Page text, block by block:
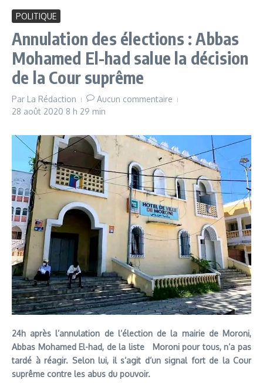
POLITIQUE
Annulation des élections : Abbas
Mohamed El-had salue la décision
de la Cour suprême
Par La Rédaction
Aucun commentaire
28 août 2020 8 h 29 min
24h après l’annulation de l’élection de la mairie de Moroni,
Abbas Mohamed El-had, de la liste Moroni pour tous, n’a pas
tardé à réagir. Selon lui, il s’agit d’un signal fort de la Cour
suprême contre les abus du pouvoir.